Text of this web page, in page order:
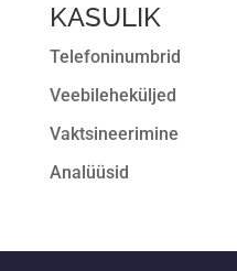
KASULIK
Telefoninumbrid
Veebileheküljed
Vaktsineerimine
Analüüsid